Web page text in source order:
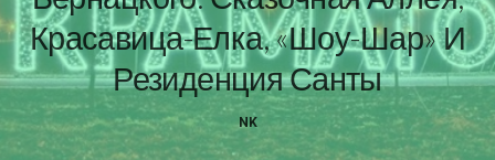
Красавица-Елка, «Шоу-Шар» И
Резиденция Санты
NK